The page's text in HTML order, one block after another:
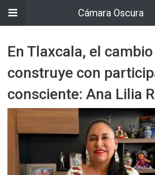
Cámara Oscura
En Tlaxcala, el
construye con
consciente: Ana Lilia